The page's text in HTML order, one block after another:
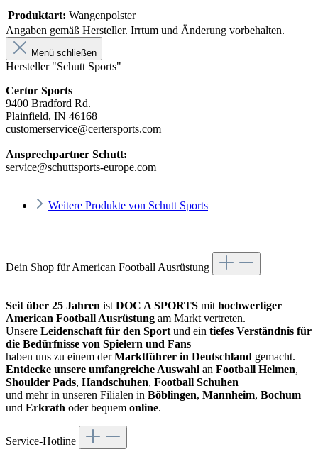
Produktart: Wangenpolster
Angaben gemäß Hersteller. Irrtum und Änderung vorbehalten.
Menü schließen
Hersteller "Schutt Sports"
Certor Sports
9400 Bradford Rd.
Plainfield, IN 46168
customerservice@certersports.com
Ansprechpartner Schutt:
service@schuttsports-europe.com
Weitere Produkte von Schutt Sports
Dein Shop für American Football Ausrüstung
Seit über 25 Jahren ist DOC A SPORTS mit hochwertiger
American Football Ausrüstung am Markt vertreten.
Unsere Leidenschaft für den Sport und ein tiefes Verständnis für
die Bedürfnisse von Spielern und Fans
haben uns zu einem derMarktführer in Deutschland gemacht.
Entdecke unsere umfangreiche Auswahl an Football Helmen,
Shoulder Pads, Handschuhen, Football Schuhen
und mehr in unseren Filialen in Böblingen, Mannheim, Bochum
und Erkrath oder bequem online.
Service-Hotline